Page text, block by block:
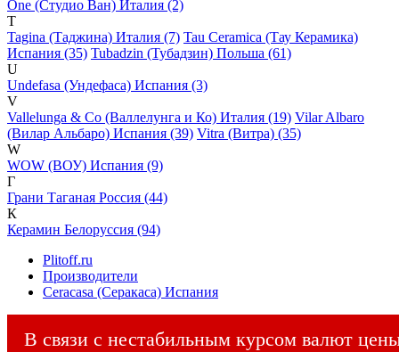
One (Студио Ван) Италия (2)
T
Tagina (Таджина) Италия (7) Tau Ceramica (Тау Керамика)
Испания (35) Tubadzin (Тубадзин) Польша (61)
U
Undefasa (Ундефаса) Испания (3)
V
Vallelunga & Co (Валлелунга и Ко) Италия (19) Vilar Albaro
(Вилар Альбаро) Испания (39) Vitra (Витра) (35)
W
WOW (ВОУ) Испания (9)
Г
Грани Таганая Россия (44)
К
Керамин Белоруссия (94)
Plitoff.ru
Производители
Ceracasa (Серакаса) Испания
В связи с нестабильным курсом валют